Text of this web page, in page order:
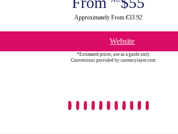
Approximately From €33.92
Website
*Estimated prices, use as a guide only.
Conversions provided by currencylayer.com